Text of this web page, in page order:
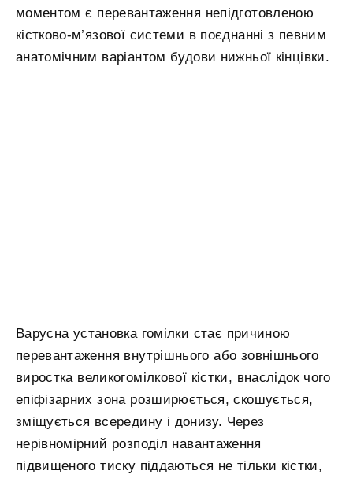
моментом є перевантаження непідготовленою
кістково-м’язової системи в поєднанні з певним
анатомічним варіантом будови нижньої кінцівки.
Варусна установка гомілки стає причиною
перевантаження внутрішнього або зовнішнього
виростка великогомілкової кістки, внаслідок чого
епіфізарних зона розширюється, скошується,
зміщується всередину і донизу. Через
нерівномірний розподіл навантаження
підвищеного тиску піддаються не тільки кістки,